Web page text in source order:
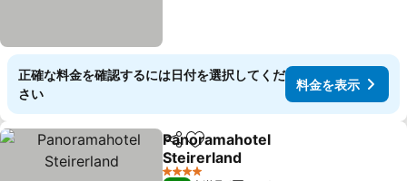
正確な料金を確認するには日付を選択してくだ
さい
料金を表示
シェアお気に入りに追加
Panoramahotel
Steirerland
料金を表示
4 ホテルのランク